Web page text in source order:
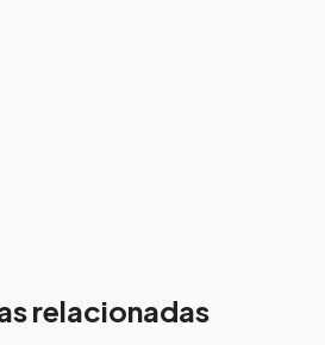
relacionadas